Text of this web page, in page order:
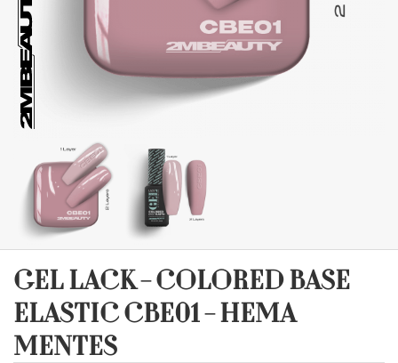
GEL LACK - COLORED BASE
ELASTIC CBE01 - HEMA
MENTES